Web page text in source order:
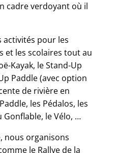
cadre verdoyant où il
activités pour les
et les scolaires tout au
Kayak, le Stand-Up
Paddle (avec option
de rivière en
les Pédalos, les
Gonflable, le Vélo, …
nous organisons
le Rallye de la